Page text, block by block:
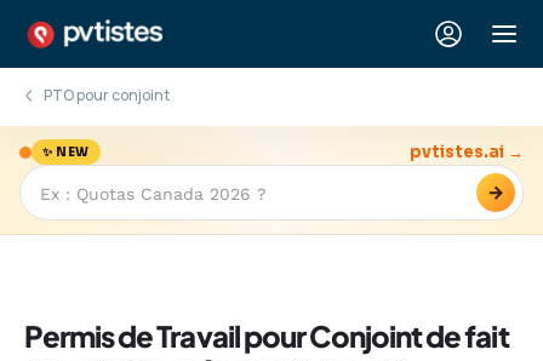
PTO pour conjoint
✨ NEW
→
pvtistes.ai →
Permis de Travail pour Conjoint de fait